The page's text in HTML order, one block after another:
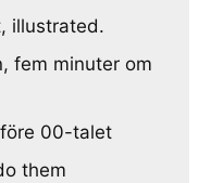
illustrated.
fem minuter om
00-talet
them